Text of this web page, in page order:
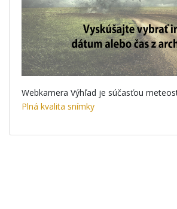
Webkamera Výhľad je súčasťou
Plná kvalita snímky